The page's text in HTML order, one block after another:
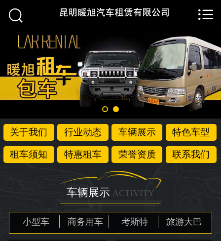
 首页
关于我们
行业动态
车辆展示
租车须知
特惠租车
荣誉资质
联系我们


关于我们 行业动态 车辆展示 特色车型
租车须知 特惠租车 荣誉资质 联系我们
车辆展示 ACTIVITY
小型车 商务用车 考斯特 旅游大巴